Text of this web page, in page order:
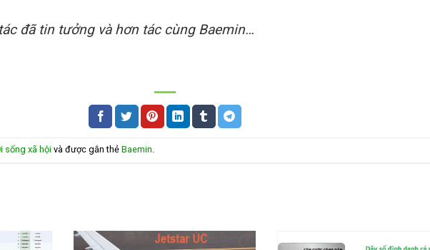
đã tin tưởng và hơn tác cùng Baemin…
sống xã hộivà được gắn thẻ Baemin.